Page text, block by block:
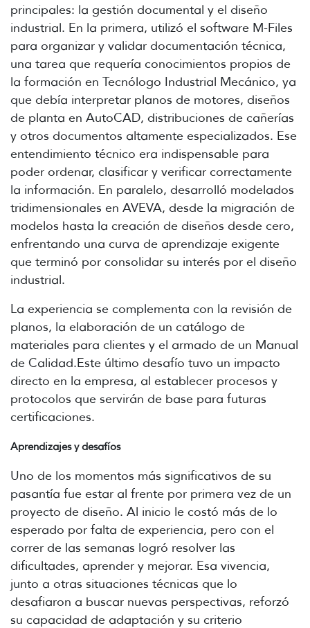
principales: la gestión documental y el diseño
industrial. En la primera, utilizó el software M-Files
para organizar y validar documentación técnica,
una tarea que requería conocimientos propios de
la formación en Tecnólogo Industrial Mecánico, ya
que debía interpretar planos de motores, diseños
de planta en AutoCAD, distribuciones de cañerías
y otros documentos altamente especializados. Ese
entendimiento técnico era indispensable para
poder ordenar, clasificar y verificar correctamente
la información. En paralelo, desarrolló modelados
tridimensionales en AVEVA, desde la migración de
modelos hasta la creación de diseños desde cero,
enfrentando una curva de aprendizaje exigente
que terminó por consolidar su interés por el diseño
industrial.
La experiencia se complementa con la revisión de
planos, la elaboración de un catálogo de
materiales para clientes y el armado de un Manual
de Calidad.Este último desafío tuvo un impacto
directo en la empresa, al establecer procesos y
protocolos que servirán de base para futuras
certificaciones.
Aprendizajes y desafíos
Uno de los momentos más significativos de su
pasantía fue estar al frente por primera vez de un
proyecto de diseño. Al inicio le costó más de lo
esperado por falta de experiencia, pero con el
correr de las semanas logró resolver las
dificultades, aprender y mejorar. Esa vivencia,
junto a otras situaciones técnicas que lo
desafiaron a buscar nuevas perspectivas, reforzó
su capacidad de adaptación y su criterio